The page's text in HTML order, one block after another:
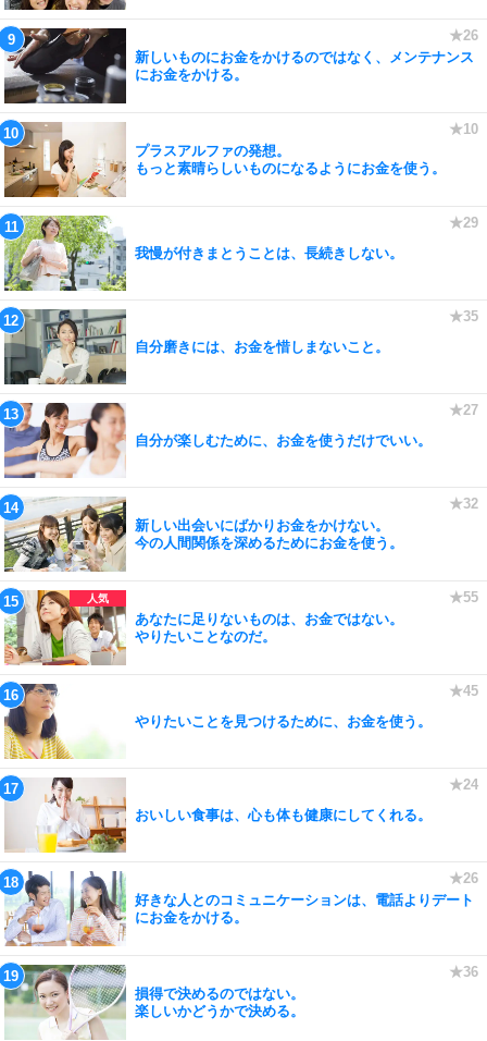
新しいものにお金をかけるのではなく、メンテナンス
にお金をかける。
プラスアルファの発想。
もっと素晴らしいものになるようにお金を使う。
我慢が付きまとうことは、長続きしない。
自分磨きには、お金を惜しまないこと。
自分が楽しむために、お金を使うだけでいい。
新しい出会いにばかりお金をかけない。
今の人間関係を深めるためにお金を使う。
あなたに足りないものは、お金ではない。
やりたいことなのだ。
やりたいことを見つけるために、お金を使う。
おいしい食事は、心も体も健康にしてくれる。
好きな人とのコミュニケーションは、電話よりデート
にお金をかける。
損得で決めるのではない。
楽しいかどうかで決める。